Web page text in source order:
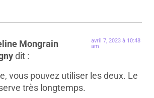
Mongrain
dit :
avril 7, 2023 à 10:48
am
vous pouvez utiliser les deux. Le
très longtemps.